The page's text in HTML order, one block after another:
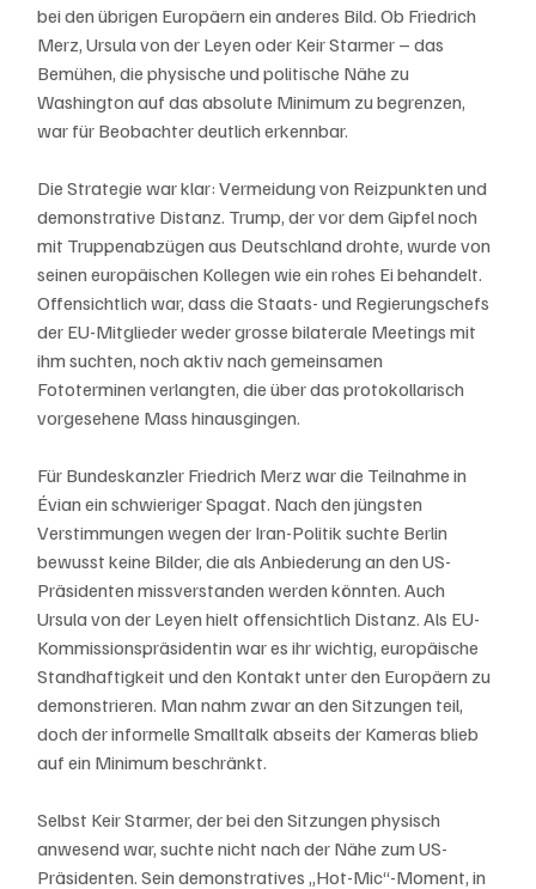
bei den übrigen Europäern ein anderes Bild. Ob Friedrich
Merz, Ursula von der Leyen oder Keir Starmer – das
Bemühen, die physische und politische Nähe zu
Washington auf das absolute Minimum zu begrenzen,
war für Beobachter deutlich erkennbar.
Die Strategie war klar: Vermeidung von Reizpunkten und
demonstrative Distanz. Trump, der vor dem Gipfel noch
mit Truppenabzügen aus Deutschland drohte, wurde von
seinen europäischen Kollegen wie ein rohes Ei behandelt.
Offensichtlich war, dass die Staats- und Regierungschefs
der EU-Mitglieder weder grosse bilaterale Meetings mit
ihm suchten, noch aktiv nach gemeinsamen
Fototerminen verlangten, die über das protokollarisch
vorgesehene Mass hinausgingen.
Für Bundeskanzler Friedrich Merz war die Teilnahme in
Évian ein schwieriger Spagat. Nach den jüngsten
Verstimmungen wegen der Iran-Politik suchte Berlin
bewusst keine Bilder, die als Anbiederung an den US-
Präsidenten missverstanden werden könnten. Auch
Ursula von der Leyen hielt offensichtlich Distanz. Als EU-
Kommissionspräsidentin war es ihr wichtig, europäische
Standhaftigkeit und den Kontakt unter den Europäern zu
demonstrieren. Man nahm zwar an den Sitzungen teil,
doch der informelle Smalltalk abseits der Kameras blieb
auf ein Minimum beschränkt.
Selbst Keir Starmer, der bei den Sitzungen physisch
anwesend war, suchte nicht nach der Nähe zum US-
Präsidenten. Sein demonstratives „Hot-Mic“-Moment, in